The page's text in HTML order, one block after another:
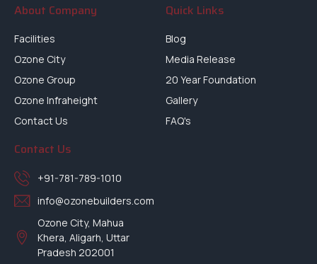
About Company
Facilities
Ozone City
Ozone Group
Ozone Infraheight
Contact Us
Quick Links
Blog
Media Release
20 Year Foundation
Gallery
FAQ's
Contact Us
+91-781-789-1010
info@ozonebuilders.com
Ozone City, Mahua
Khera, Aligarh, Uttar
Pradesh 202001